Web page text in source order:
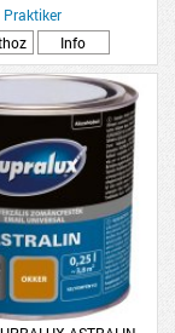
Praktiker
Info